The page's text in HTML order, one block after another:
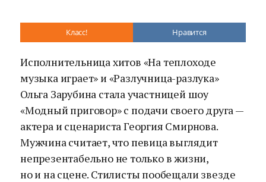
Класс! Нравится
Исполнительница хитов «На теплоходе
музыка играет» и «Разлучница-разлука»
Ольга Зарубина стала участницей шоу
«Модный приговор» с подачи своего друга —
актера и сценариста Георгия Смирнова.
Мужчина считает, что певица выглядит
непрезентабельно не только в жизни,
но и на сцене. Стилисты пообещали звезде